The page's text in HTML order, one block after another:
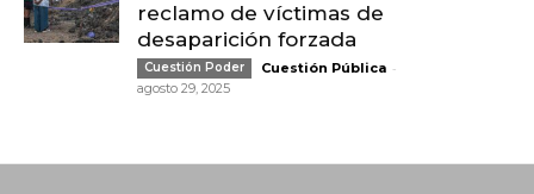
reclamo de víctimas de
desaparición forzada
Cuestión Poder Cuestión Pública -
agosto 29, 2025